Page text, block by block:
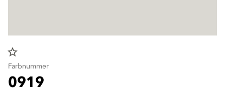
star_border
Farbnummer
0919